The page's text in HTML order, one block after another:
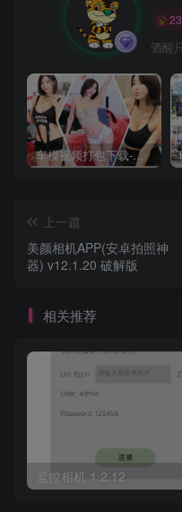
酒醒
车模视频打包下载-高清无水印版
上一篇
美颜相机APP(安卓拍照神
器) v12.1.20 破解版
相关推荐
监控相机 1.2.12